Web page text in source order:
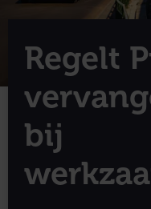
Regelt
bij